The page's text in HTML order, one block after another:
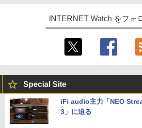
INTERNET Watch をフォ
Special Site
iFi audio主力「NEO
3」に迫る